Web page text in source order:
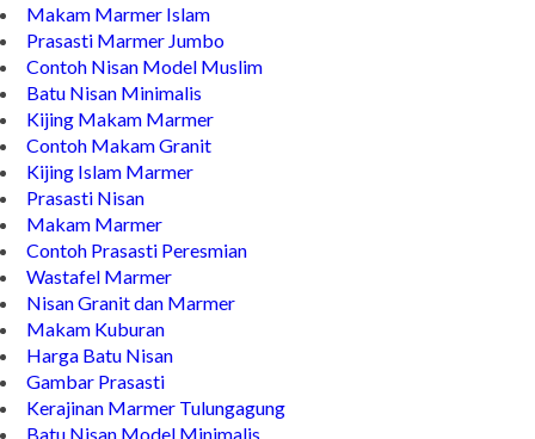
Makam Marmer Islam
Prasasti Marmer Jumbo
Contoh Nisan Model Muslim
Batu Nisan Minimalis
Kijing Makam Marmer
Contoh Makam Granit
Kijing Islam Marmer
Prasasti Nisan
Makam Marmer
Contoh Prasasti Peresmian
Wastafel Marmer
Nisan Granit dan Marmer
Makam Kuburan
Harga Batu Nisan
Gambar Prasasti
Kerajinan Marmer Tulungagung
Batu Nisan Model Minimalis